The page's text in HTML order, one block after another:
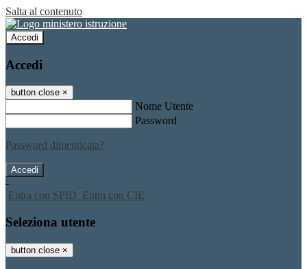
Salta al contenuto
Accedi
Accedi
button close ×
Nome Utente
Password
Password dimenticata?
-
Entra con SPID Entra con CIE
Seleziona utente
button close ×